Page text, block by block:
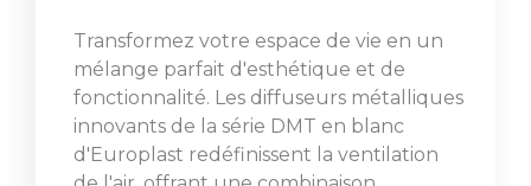
Transformez votre espace de vie en un
mélange parfait d'esthétique et de
fonctionnalité. Les diffuseurs métalliques
innovants de la série DMT en blanc
d'Europlast redéfinissent la ventilation